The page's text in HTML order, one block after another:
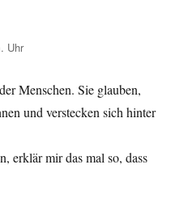
Uhr
Menschen. Sie glauben,
und verstecken sich hinter
erklär mir das mal so, dass